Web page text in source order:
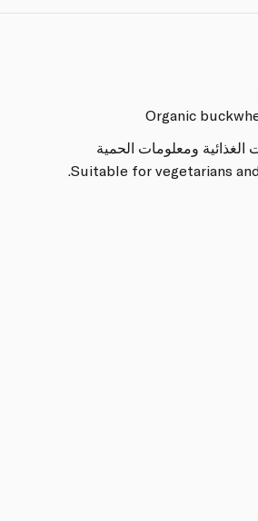
Organic
الغذائية ومعلومات الحمية
Suitable for vegetarians